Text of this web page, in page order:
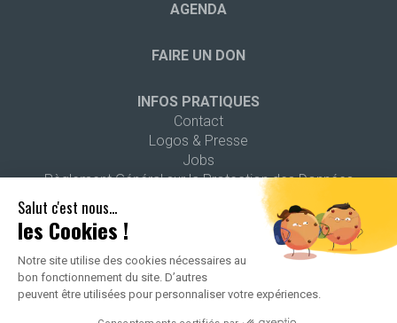
Salut c'est nous...
les Cookies !
Notre site utilise des cookies nécessaires au
bon fonctionnement du site. D’autres
peuvent être utilisées pour personnaliser votre expériences.
AGENDA
FAIRE UN DON
INFOS PRATIQUES
Contact
Logos & Presse
Jobs
Règlement Général sur la Protection des Données
2026 ALL RIGHTS RESERVED -POLITIQUE DE CONFIDENTIALITÉ
MENTIONS LÉGALES